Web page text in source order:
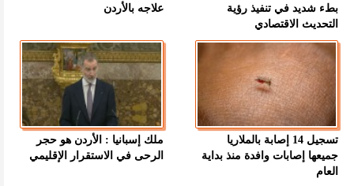
بطء شديد في تنفيذ رؤية
التحديث الاقتصادي
علاجه بالأردن
تسجيل 14 إصابة بالملاريا
جميعها إصابات وافدة منذ بداية
العام
ملك إسبانيا : الأردن هو حجر
الرحى في الاستقرار الإقليمي